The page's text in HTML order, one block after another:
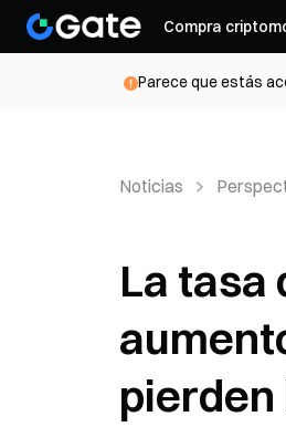
Compra
Parece que estás
Noticias
La tasa
pierden